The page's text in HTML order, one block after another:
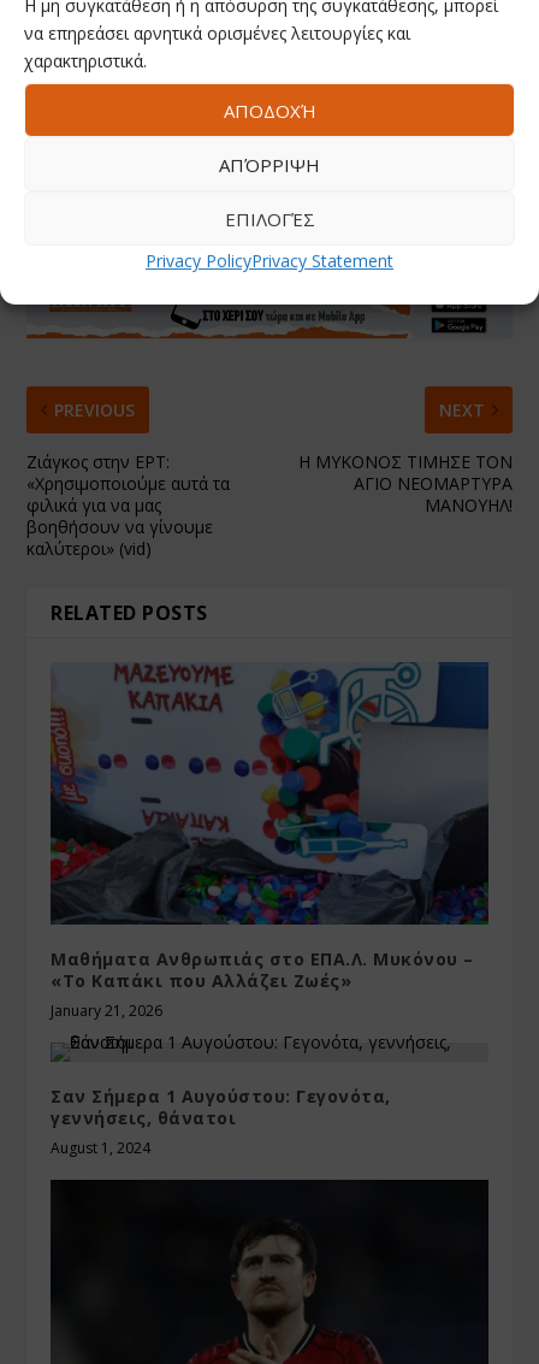
Η μη συγκατάθεση ή η απόσυρση της συγκατάθεσης, μπορεί
να επηρεάσει αρνητικά ορισμένες λειτουργίες και
χαρακτηριστικά.
ΑΠΟΔΟΧΉ
ΑΠΌΡΡΙΨΗ
ΕΠΙΛΟΓΈΣ
Privacy PolicyPrivacy Statement
PREVIOUS
Ζιάγκος στην ΕΡΤ:
«Χρησιμοποιούμε αυτά τα
φιλικά για να μας
βοηθήσουν να γίνουμε
καλύτεροι» (vid)
NEXT
Η ΜΥΚΟΝΟΣ ΤΙΜΗΣΕ ΤΟΝ
ΑΓΙΟ ΝΕΟΜΑΡΤΥΡΑ
ΜΑΝΟΥΗΛ!
RELATED POSTS
Μαθήματα Ανθρωπιάς στο ΕΠΑ.Λ. Μυκόνου –
«Το Καπάκι που Αλλάζει Ζωές»
January 21, 2026
Σαν Σήμερα 1 Αυγούστου: Γεγονότα,
γεννήσεις, θάνατοι
August 1, 2024